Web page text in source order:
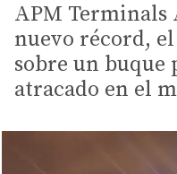
APM Terminals
nuevo récord,
sobre un buque
atracado en el